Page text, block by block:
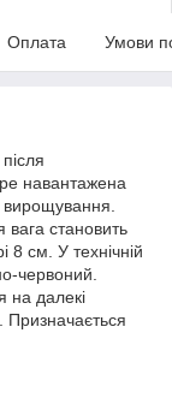
Оплата Умови
навантажена
вирощування.
вага становить
8 см. У технічній
червоний.
на далекі
Призначається